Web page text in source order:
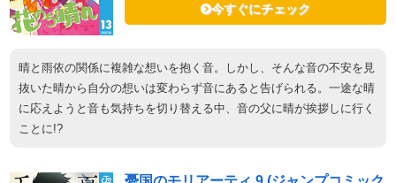
今すぐにチェック
晴と雨依の関係に複雑な想いを抱く音。しかし、そんな音の不安を見
抜いた晴から自分の想いは変わらず音にあると告げられる。一途な晴
に応えようと音も気持ちを切り替える中、音の父に晴が挨拶しに行く
ことに!?